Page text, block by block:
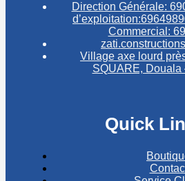
Direction Générale:
Commercial:
Village axe lourd
SQUARE, Douala
Quick